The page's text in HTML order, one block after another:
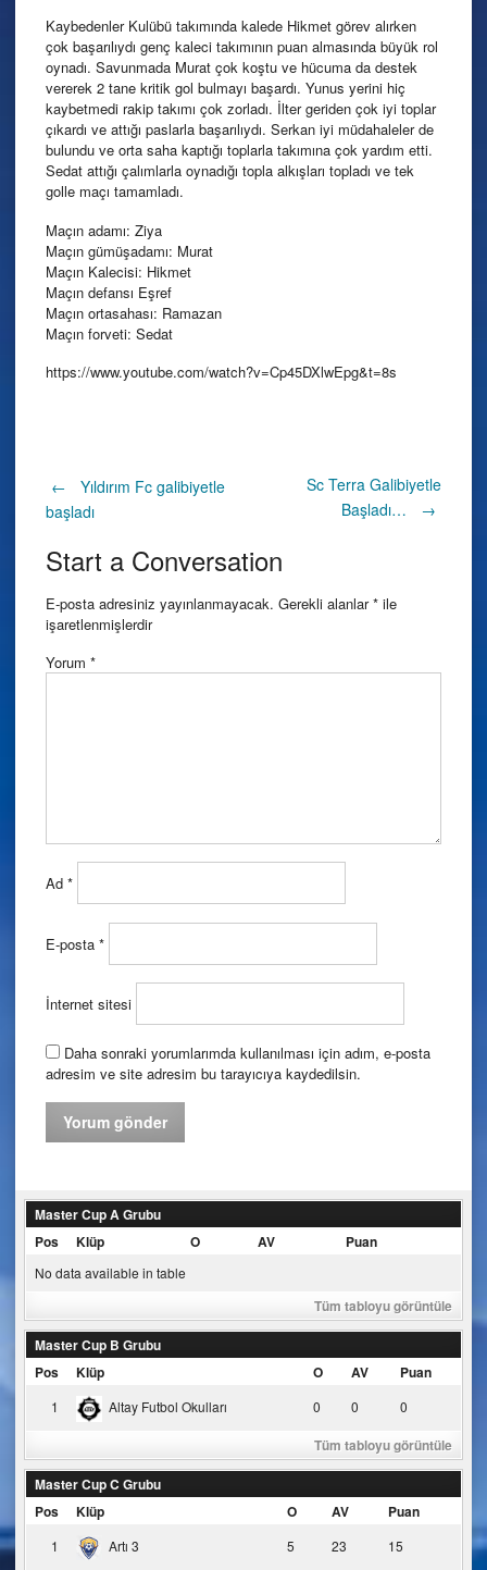
Kaybedenler Kulübü takımında kalede Hikmet görev alırken
çok başarılıydı genç kaleci takımının puan almasında büyük rol
oynadı. Savunmada Murat çok koştu ve hücuma da destek
vererek 2 tane kritik gol bulmayı başardı. Yunus yerini hiç
kaybetmedi rakip takımı çok zorladı. İlter geriden çok iyi toplar
çıkardı ve attığı paslarla başarılıydı. Serkan iyi müdahaleler de
bulundu ve orta saha kaptığı toplarla takımına çok yardım etti.
Sedat attığı çalımlarla oynadığı topla alkışları topladı ve tek
golle maçı tamamladı.
Maçın adamı: Ziya
Maçın gümüşadamı: Murat
Maçın Kalecisi: Hikmet
Maçın defansı Eşref
Maçın ortasahası: Ramazan
Maçın forveti: Sedat
https://www.youtube.com/watch?v=Cp45DXlwEpg&t=8s
Post
navigation
←
Yıldırım Fc galibiyetle
başladı
Sc Terra Galibiyetle
Başladı…
→
Start a Conversation
E-posta adresiniz yayınlanmayacak. Gerekli alanlar* ile
işaretlenmişlerdir
Yorum *
Ad *
E-posta *
İnternet sitesi
Daha sonraki yorumlarımda kullanılması için adım, e-posta
adresim ve site adresim bu tarayıcıya kaydedilsin.
Master Cup A Grubu
Pos
Klüp O AV Puan
No data available in table
Tüm tabloyu görüntüle
Master Cup B Grubu
Pos
Klüp O AV Puan
1 Altay Futbol Okulları 0 0 0
Tüm tabloyu görüntüle
Master Cup C Grubu
Pos
Klüp O AV Puan
1 Artı 3 5 23 15